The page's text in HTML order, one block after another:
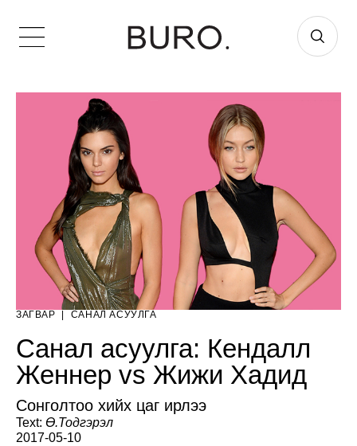
ЗАГВАР САНАЛ АСУУЛГА
Санал асуулга: Кендалл
Женнер vs Жижи Хадид
Сонголтоо хийх цаг ирлээ
Text: Ө.Тодгэрэл
2017-05-10